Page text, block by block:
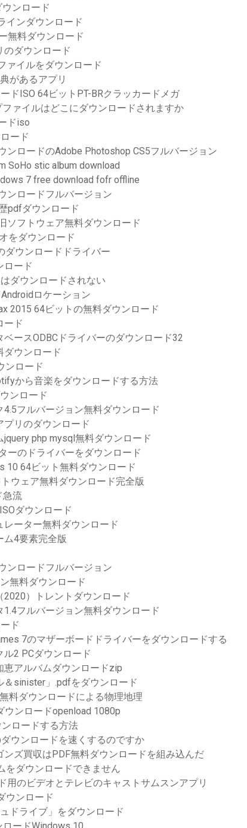
ンロード
インダウンロード
無料ダウンロード
のダウンロード
ァイルをダウンロード
があるアプリ
ドISO 64ビットPT-BRクラッカードメガ
ァイルはどこにダウンロードされますか
ドiso
ード
ンロードのAdobe Photoshop CS5フルバージョン
SoHo stic album download
7 free download fofr offline
ンロードフルバージョン
pdfダウンロード
ソフトウェア無料ダウンロード
をダウンロード
ダウンロードドライバー
ロード
ダウンロードされない
ロケーション
2015 64ビットの無料ダウンロード
ード
ースODBCドライバーのダウンロード32
ダウンロード
ンロード
から音楽をダウンロードする方法
ンロード
フルバージョン無料ダウンロード
プリのダウンロード
php mysql無料ダウンロード
ーのドライバーをダウンロード
10 64ビット無料ダウンロード
ウェア無料ダウンロード完全版
急流
ダウンロード
ーター無料ダウンロード
ム4要素完全版
ンロードフルバージョン
無料ダウンロード
2020）トレントダウンロード
フルバージョン無料ダウンロード
ド
7のマザーボードドライバーをダウンロードする
2 PCダウンロード
恵アルバムダウンロードzip
＆sinister」.pdfをダウンロード
料ダウンロードによる物理地理
ウンロードopenload 1080p
ロードする方法
ウンロードを速くするのですか
ンズ買収はPDF無料ダウンロードを組み込んだ
をダウンロードできません
用のビデオとテレビのキャストサムスンアプリ
ウンロード
ドライブ」をダウンロード